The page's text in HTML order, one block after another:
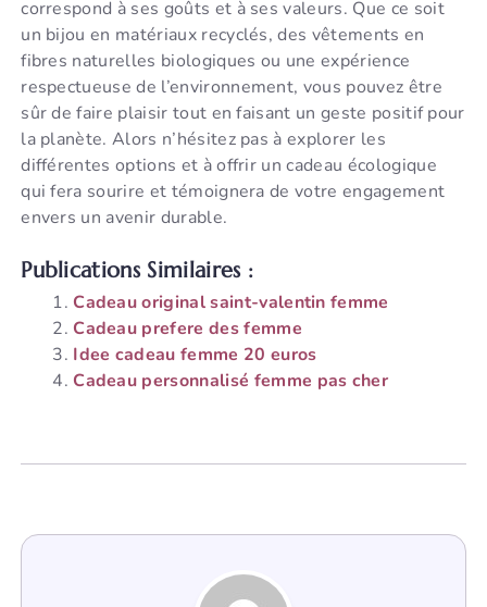
correspond à ses goûts et à ses valeurs. Que ce soit
un bijou en matériaux recyclés, des vêtements en
fibres naturelles biologiques ou une expérience
respectueuse de l’environnement, vous pouvez être
sûr de faire plaisir tout en faisant un geste positif pour
la planète. Alors n’hésitez pas à explorer les
différentes options et à offrir un cadeau écologique
qui fera sourire et témoignera de votre engagement
envers un avenir durable.
Publications Similaires :
Cadeau original saint-valentin femme
Cadeau prefere des femme
Idee cadeau femme 20 euros
Cadeau personnalisé femme pas cher